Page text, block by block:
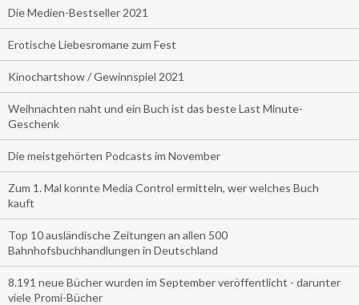
Die Medien-Bestseller 2021
Erotische Liebesromane zum Fest
Kinochartshow / Gewinnspiel 2021
Weihnachten naht und ein Buch ist das beste Last Minute-
Geschenk
Die meistgehörten Podcasts im November
Zum 1. Mal konnte Media Control ermitteln, wer welches Buch
kauft
Top 10 ausländische Zeitungen an allen 500
Bahnhofsbuchhandlungen in Deutschland
8.191 neue Bücher wurden im September veröffentlicht - darunter
viele Promi-Bücher